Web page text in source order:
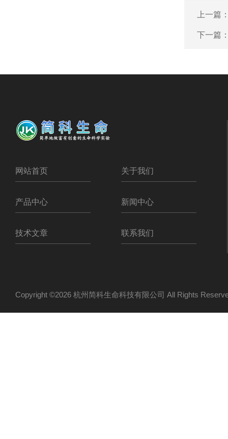
上一篇
下一篇
网站首页 关于我们
产品中心 新闻中心
技术文章 联系我们
Copyright ©2026 杭州简科生命科技有限公司 All Rights